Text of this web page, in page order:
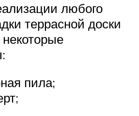
любого
террасной доски
пила;